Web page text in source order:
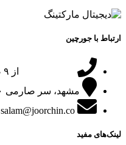
ارتباط با جورچین
از ۹ صبح هستیم و پیغام‌گیر چک می‌شود
مشهد، سر صارمی ۶۰ پلاک ۲۹
salam@joorchin.co
لینک‌های مفید